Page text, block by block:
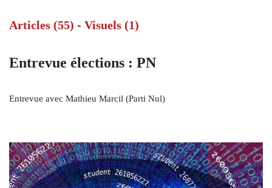
Articles (55) - Visuels (1)
Entrevue élections : PN
Entrevue avec Mathieu Marcil (Parti Nul)